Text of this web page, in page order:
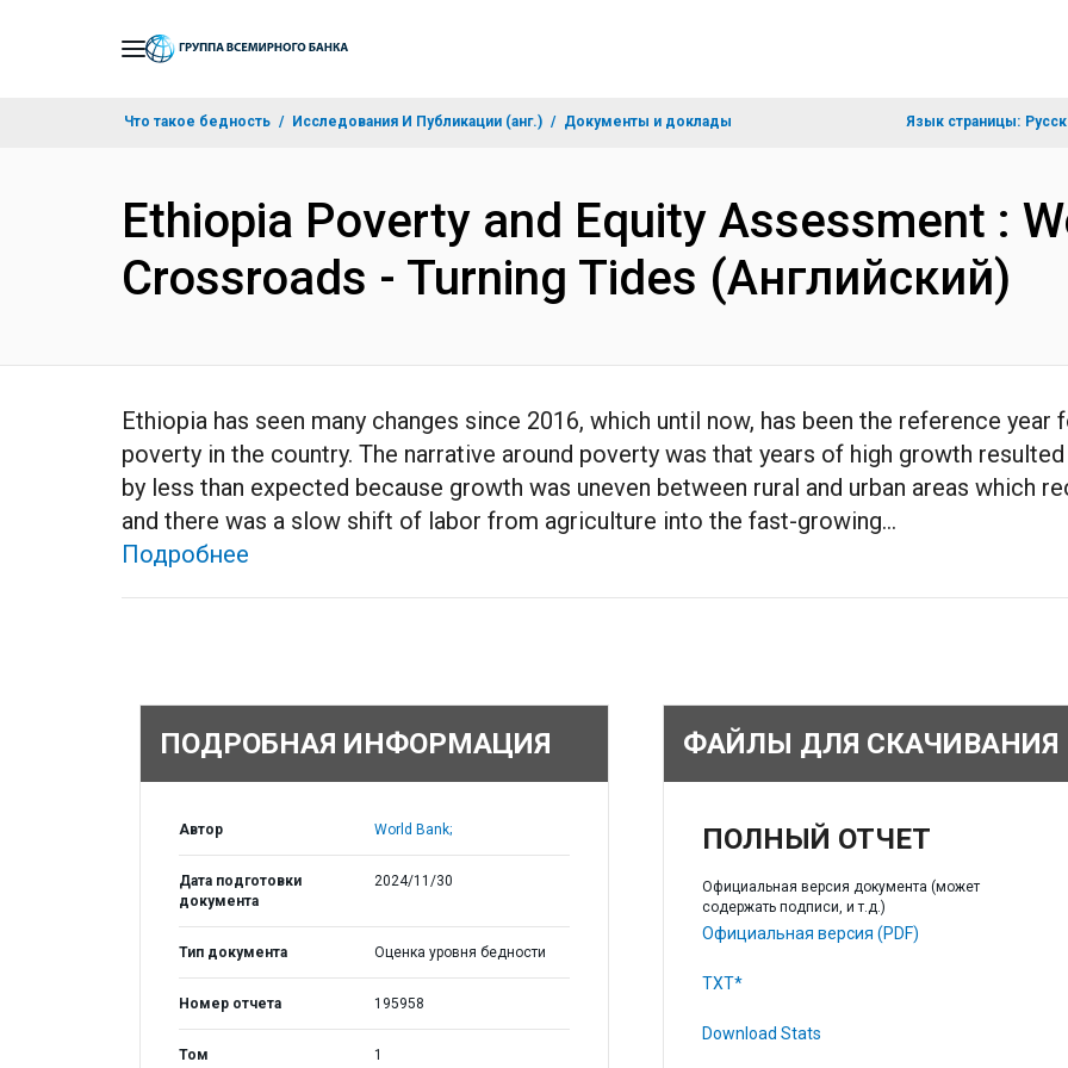
Что такое бедность Исследования И Публикации (анг.) Документы и доклады Язык страницы:
Ethiopia Poverty and Equity Assessment :
Crossroads - Turning Tides (Английский)
Ethiopia has seen many changes since 2016, which until now, has been the reference
poverty in the country. The narrative around poverty was that years of high growth
by less than expected because growth was uneven between rural and urban areas which
and there was a slow shift of labor from agriculture into the fast-growing...
Подробнее
ПОДРОБНАЯ ИНФОРМАЦИЯ
Автор World Bank;
Дата подготовки
документа
2024/11/30
Тип документа Оценка уровня бедности
Номер отчета 195958
Том 1
ФАЙЛЫ ДЛЯ СКАЧИВАНИЯ
ПОЛНЫЙ ОТЧЕТ
Официальная версия документа (может
содержать подписи, и т.д.)
Официальная версия (PDF)
TXT*
Download Stats